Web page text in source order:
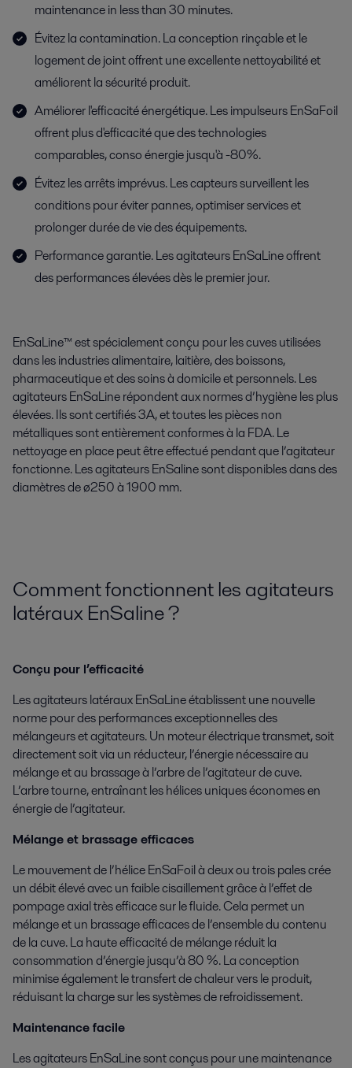
maintenance in less than 30 minutes.
Évitez la contamination. La conception rinçable et le
logement de joint offrent une excellente nettoyabilité et
améliorent la sécurité produit.
Améliorer l'efficacité énergétique. Les impulseurs EnSaFoil
offrent plus d'efficacité que des technologies
comparables, conso énergie jusqu'à -80%.
Évitez les arrêts imprévus. Les capteurs surveillent les
conditions pour éviter pannes, optimiser services et
prolonger durée de vie des équipements.
Performance garantie. Les agitateurs EnSaLine offrent
des performances élevées dès le premier jour.
EnSaLine™ est spécialement conçu pour les cuves utilisées
dans les industries alimentaire, laitière, des boissons,
pharmaceutique et des soins à domicile et personnels. Les
agitateurs EnSaLine répondent aux normes d’hygiène les plus
élevées. Ils sont certifiés 3A, et toutes les pièces non
métalliques sont entièrement conformes à la FDA. Le
nettoyage en place peut être effectué pendant que l’agitateur
fonctionne. Les agitateurs EnSaline sont disponibles dans des
diamètres de ø250 à 1900 mm.
Comment fonctionnent les agitateurs
latéraux EnSaline ?
Conçu pour l’efficacité
Les agitateurs latéraux EnSaLine établissent une nouvelle
norme pour des performances exceptionnelles des
mélangeurs et agitateurs. Un moteur électrique transmet, soit
directement soit via un réducteur, l’énergie nécessaire au
mélange et au brassage à l’arbre de l’agitateur de cuve.
L’arbre tourne, entraînant les hélices uniques économes en
énergie de l’agitateur.
Mélange et brassage efficaces
Le mouvement de l’hélice EnSaFoil à deux ou trois pales crée
un débit élevé avec un faible cisaillement grâce à l’effet de
pompage axial très efficace sur le fluide. Cela permet un
mélange et un brassage efficaces de l’ensemble du contenu
de la cuve. La haute efficacité de mélange réduit la
consommation d’énergie jusqu’à 80 %. La conception
minimise également le transfert de chaleur vers le produit,
réduisant la charge sur les systèmes de refroidissement.
Maintenance facile
Les agitateurs EnSaLine sont conçus pour une maintenance